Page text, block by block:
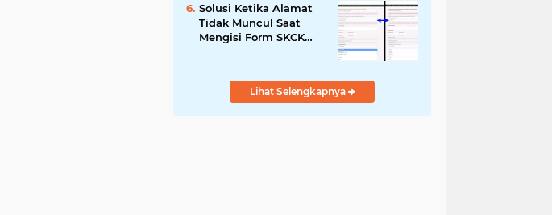
Solusi Ketika Alamat
Tidak Muncul Saat
Mengisi Form SKCK
Lihat Selengkapnya